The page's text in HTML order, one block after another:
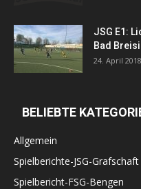
JSG E1:
Bad
24. April 2018
BELIEBTE
Allgemein
Spielberichte-JSG-Grafschaft
Spielbericht-FSG-Bengen